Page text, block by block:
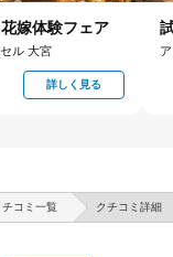
嫁体験フェア
ル 大宮
詳しく見る
チコミ一覧 クチコミ詳細